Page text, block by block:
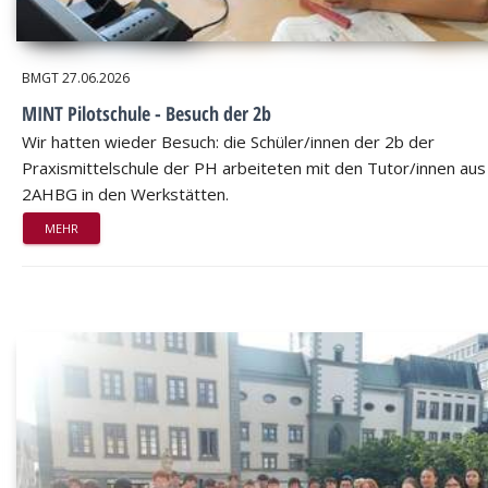
BMGT27.06.2026
MINT Pilotschule - Besuch der 2b
Wir hatten wieder Besuch: die Schüler/innen der 2b der
Praxismittelschule der PH arbeiteten mit den Tutor/innen
2AHBG in den Werkstätten.
MEHR